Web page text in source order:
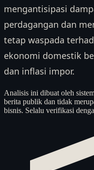
mengantisipasi
perdagangan dan
tetap waspada
ekonomi domestik
dan inflasi impor.
Analisis ini dibuat oleh
berita publik dan tidak
bisnis. Selalu verifikasi